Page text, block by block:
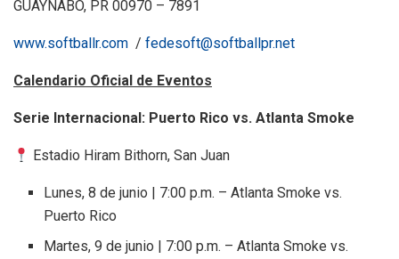
GUAYNABO, PR 00970 – 7891
www.softballr.com / fedesoft@softballpr.net
Calendario Oficial de Eventos
Serie Internacional: Puerto Rico vs. Atlanta Smoke
Estadio Hiram Bithorn, San Juan
Lunes, 8 de junio | 7:00 p.m. – Atlanta Smoke vs.
Puerto Rico
Martes, 9 de junio | 7:00 p.m. – Atlanta Smoke vs.